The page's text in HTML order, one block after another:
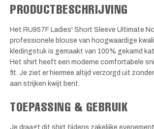
PRODUCTBESCHRIJVING
Het RU957F Ladies' Short Sleeve Ultimate
professionele blouse van hoogwaardige
kledingstuk is gemaakt van 100% gekamd
Het shirt heeft een moderne comfortabele
fit. Je ziet er hiermee altijd verzorgd uit
aan strijken kwijt bent.
TOEPASSING & GEBRUIK
Je draagt dit shirt tijdens zakelijke